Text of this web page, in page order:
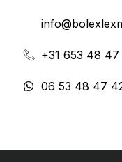
+31 653 48 47
06 53 48 47